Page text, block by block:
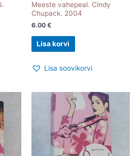
Meeste vahepeal. Cindy
Chupack. 2004
6.00 €
Lisa korvi
Lisa soovikorvi